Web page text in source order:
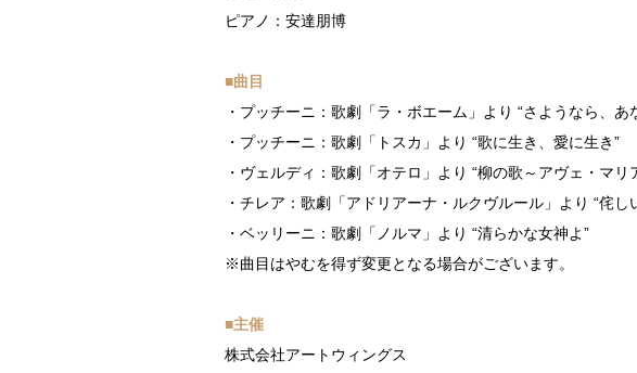
ピアノ：安達朋博
■曲目
・プッチーニ：歌劇「ラ・ボエーム」より “さようなら、あ
・プッチーニ：歌劇「トスカ」より “歌に生き、愛に生き”
・ヴェルディ：歌劇「オテロ」より “柳の歌～アヴェ・マリ
・チレア：歌劇「アドリアーナ・ルクヴルール」より “侘し
・ベッリーニ：歌劇「ノルマ」より “清らかな女神よ”
※曲目はやむを得ず変更となる場合がございます。
■主催
株式会社アートウィングス